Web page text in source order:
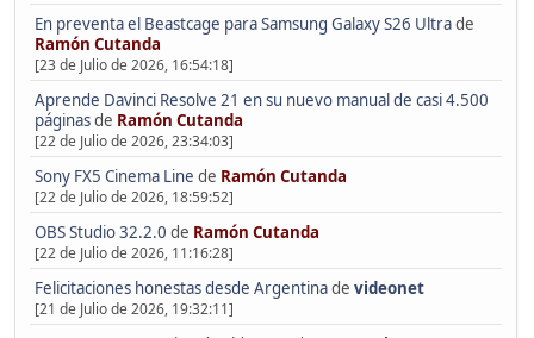
En preventa el Beastcage para Samsung Galaxy S26 Ultrade
Ramón Cutanda
[23 de Julio de 2026, 16:54:18]
Aprende Davinci Resolve 21 en su nuevo manual de casi 4.500
páginasde Ramón Cutanda
[22 de Julio de 2026, 23:34:03]
Sony FX5 Cinema Line de Ramón Cutanda
[22 de Julio de 2026, 18:59:52]
OBS Studio 32.2.0 de Ramón Cutanda
[22 de Julio de 2026, 11:16:28]
Felicitaciones honestas desde Argentinade videonet
[21 de Julio de 2026, 19:32:11]